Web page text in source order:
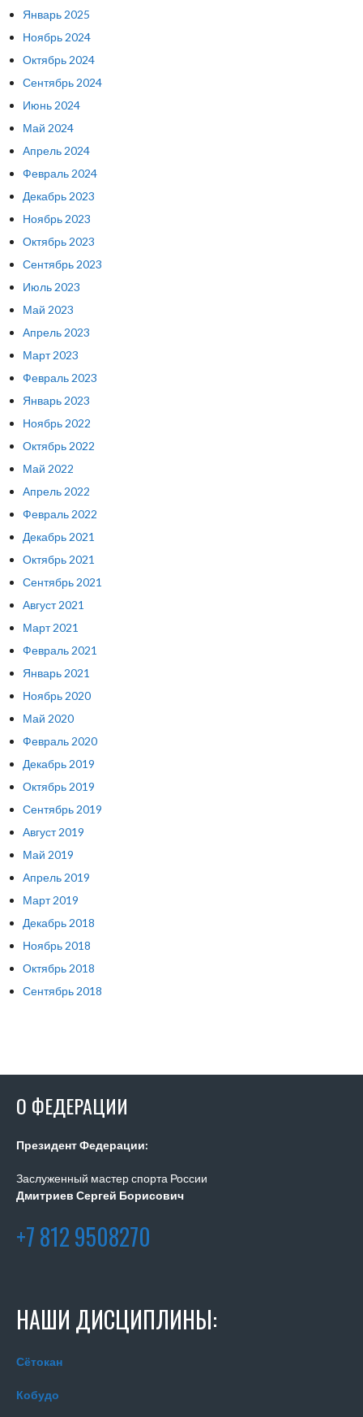
Январь 2025
Ноябрь 2024
Октябрь 2024
Сентябрь 2024
Июнь 2024
Май 2024
Апрель 2024
Февраль 2024
Декабрь 2023
Ноябрь 2023
Октябрь 2023
Сентябрь 2023
Июль 2023
Май 2023
Апрель 2023
Март 2023
Февраль 2023
Январь 2023
Ноябрь 2022
Октябрь 2022
Май 2022
Апрель 2022
Февраль 2022
Декабрь 2021
Октябрь 2021
Сентябрь 2021
Август 2021
Март 2021
Февраль 2021
Январь 2021
Ноябрь 2020
Май 2020
Февраль 2020
Декабрь 2019
Октябрь 2019
Сентябрь 2019
Август 2019
Май 2019
Апрель 2019
Март 2019
Декабрь 2018
Ноябрь 2018
Октябрь 2018
Сентябрь 2018
О ФЕДЕРАЦИИ
Президент Федерации:
Заслуженный мастер спорта России
Дмитриев Сергей Борисович
+7 812 9508270
НАШИ ДИСЦИПЛИНЫ:
Сётокан
Кобудо